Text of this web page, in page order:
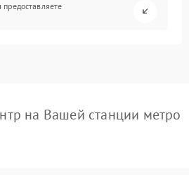
на Вашей станции метро